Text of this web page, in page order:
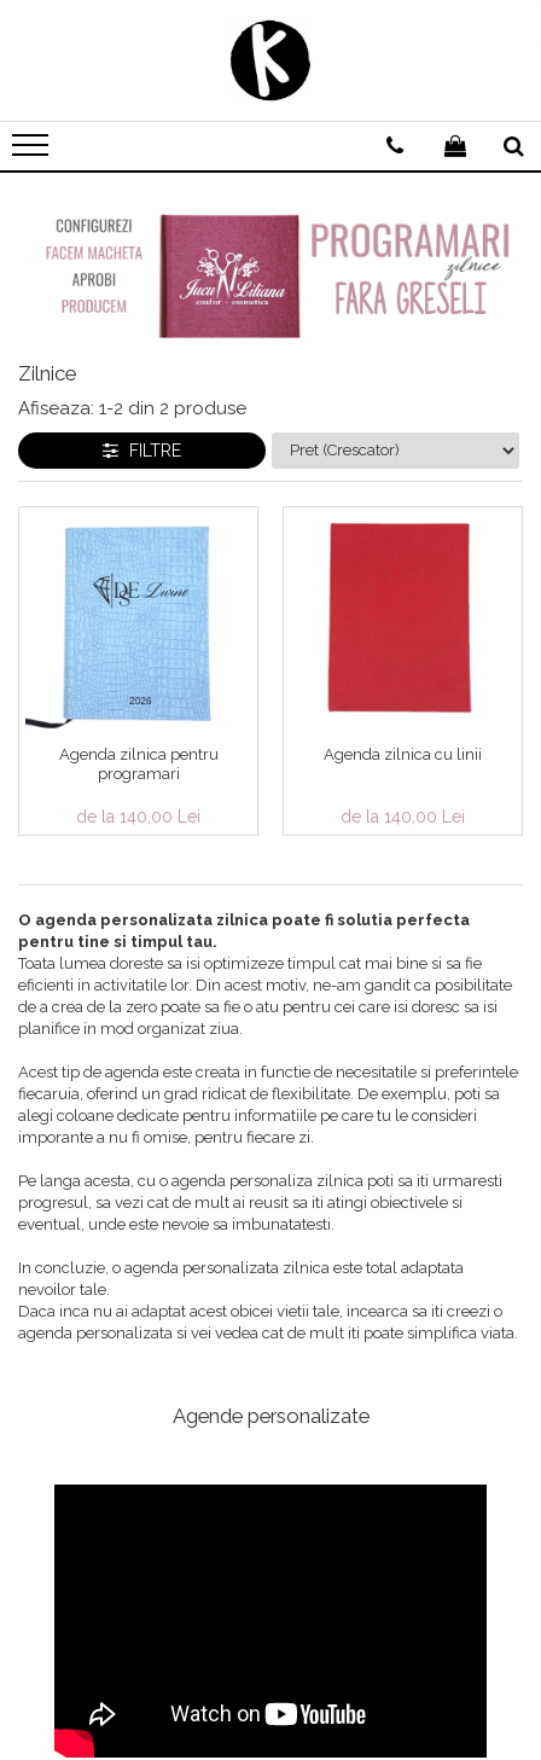
Zilnice
Saptamanale
Domeniu Beauty
Domeniul Medical
Scoala de soferi | Instructor Auto
Zilnice
Afiseaza: 1-2 din 2 produse
FILTRE
Agenda zilnica pentru
programari
de la 140,00 Lei
Agenda zilnica cu linii
de la 140,00 Lei
O agenda personalizata zilnica poate fi solutia perfecta
pentru tine si timpul tau.
Toata lumea doreste sa isi optimizeze timpul cat mai bine si sa fie
eficienti in activitatile lor. Din acest motiv, ne-am gandit ca posibilitate
de a crea de la zero poate sa fie o atu pentru cei care isi doresc sa isi
planifice in mod organizat ziua.
Acest tip de agenda este creata in functie de necesitatile si preferintele
fiecaruia, oferind un grad ridicat de flexibilitate. De exemplu, poti sa
alegi coloane dedicate pentru informatiile pe care tu le consideri
imporante a nu fi omise, pentru fiecare zi.
Pe langa acesta, cu o agenda personaliza zilnica poti sa iti urmaresti
progresul, sa vezi cat de mult ai reusit sa iti atingi obiectivele si
eventual, unde este nevoie sa imbunatatesti.
In concluzie, o agenda personalizata zilnica este total adaptata
nevoilor tale.
Daca inca nu ai adaptat acest obicei vietii tale, incearca sa iti creezi o
agenda personalizata si vei vedea cat de mult iti poate simplifica viata.
Agende personalizate